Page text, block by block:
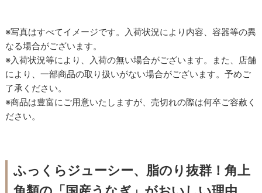
※写真はすべてイメージです。入荷状況により内容、容器等の異
なる場合がございます。
※入荷状況等により、入荷の無い場合がございます。また、店舗
により、一部商品の取り扱いがない場合がございます。予めご
了承ください。
※商品は豊富にご用意いたしますが、売切れの際は何卒ご容赦く
ださい。
ふっくらジューシー、脂のり抜群！角上